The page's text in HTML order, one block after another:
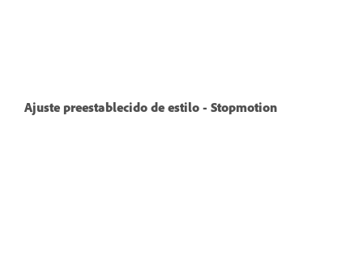
Ajuste preestablecido de estilo - Stopmotion